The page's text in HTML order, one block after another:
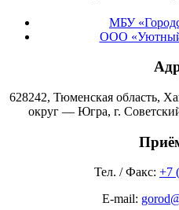
МБУ
ООО «Уютный
628242, Тюменская область,
округ — Югра, г.
Тел. / Факс: +7
E-mail: